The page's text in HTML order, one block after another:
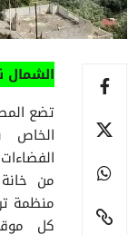
الشمال
تضع
الخاص
من
منظمة
كل